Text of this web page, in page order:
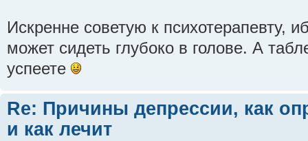
Искренне советую к психотерапевту,
может сидеть глубоко в голове. А
успеете
Re: Причины депрессии, как
и как лечит